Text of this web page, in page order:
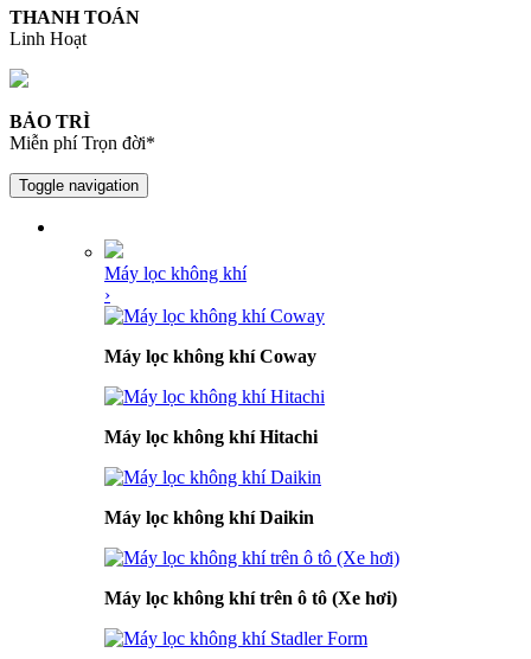
THANH TOÁN
Linh Hoạt
BẢO TRÌ
Miễn phí Trọn đời*
Toggle navigation
Máy lọc không khí
›
Máy lọc không khí Coway
Máy lọc không khí Hitachi
Máy lọc không khí Daikin
Máy lọc không khí trên ô tô (Xe hơi)